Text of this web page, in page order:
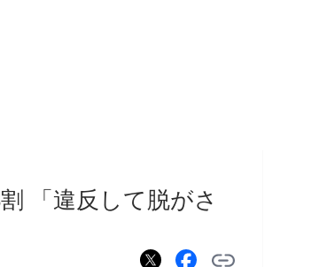
「違反して脱がさ